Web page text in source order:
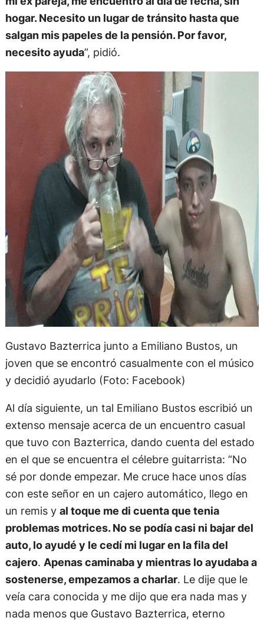
hogar. Necesito un lugar de tránsito hasta que
salgan mis papeles de la pensión. Por favor,
necesito ayuda”, pidió.
Gustavo Bazterrica junto a Emiliano Bustos, un
joven que se encontró casualmente con el músico
y decidió ayudarlo (Foto: Facebook)
Al día siguiente, un tal Emiliano Bustos escribió un
extenso mensaje acerca de un encuentro casual
que tuvo con Bazterrica, dando cuenta del estado
en el que se encuentra el célebre guitarrista: “No
sé por donde empezar. Me cruce hace unos días
con este señor en un cajero automático, llego en
un remis y al toque me di cuenta que tenia
problemas motrices. No se podía casi ni bajar del
auto, lo ayudé y le cedí mi lugar en la fila del
cajero. Apenas caminaba y mientras lo ayudaba a
sostenerse, empezamos a charlar. Le dije que le
veía cara conocida y me dijo que era nada mas y
nada menos que Gustavo Bazterrica, eterno